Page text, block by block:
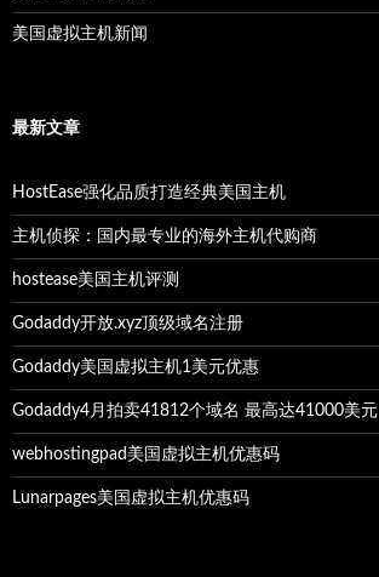
美国虚拟主机新闻
最新文章
HostEase强化品质打造经典美国主机
主机侦探：国内最专业的海外主机代购商
hostease美国主机评测
Godaddy开放.xyz顶级域名注册
Godaddy美国虚拟主机1美元优惠
Godaddy4月拍卖41812个域名 最高达41000美元
webhostingpad美国虚拟主机优惠码
Lunarpages美国虚拟主机优惠码